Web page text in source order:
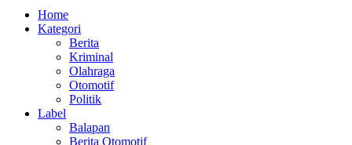
Home
Kategori
Berita
Kriminal
Olahraga
Otomotif
Politik
Label
Balapan
Berita Otomotif